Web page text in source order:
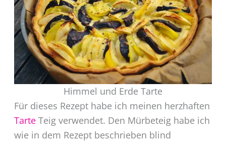
Himmel und Erde Tarte
Für dieses Rezept habe ich meinen herzhaften
TarteTeig verwendet. Den Mürbeteig habe ich
wie in dem Rezept beschrieben blind